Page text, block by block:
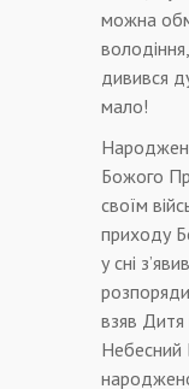
можна
дивився
мало!
Божого
своїм
приходу
у сні
взяв Дитя
Небесний